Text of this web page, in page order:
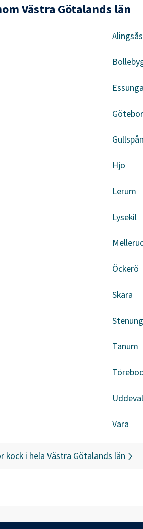
Västra Götalands län
Alingsås
Essunga
Hjo
Lerum
Lysekil
Öckerö
Skara
Tanum
Vara
kock i hela Västra Götalands län